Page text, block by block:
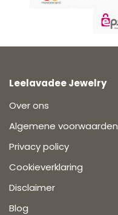
Leelavadee Jewelry
Over ons
Algemene voorwaarden
Privacy policy
Cookieverklaring
Disclaimer
Blog